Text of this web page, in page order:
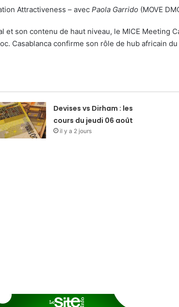
Attractiveness – avec Paola Garrido (MOVE
son contenu de haut niveau, le MICE Meeting
Casablanca confirme son rôle de hub africain
Devises vs Dirham : les
cours du jeudi 06 août
il y a 2 jours